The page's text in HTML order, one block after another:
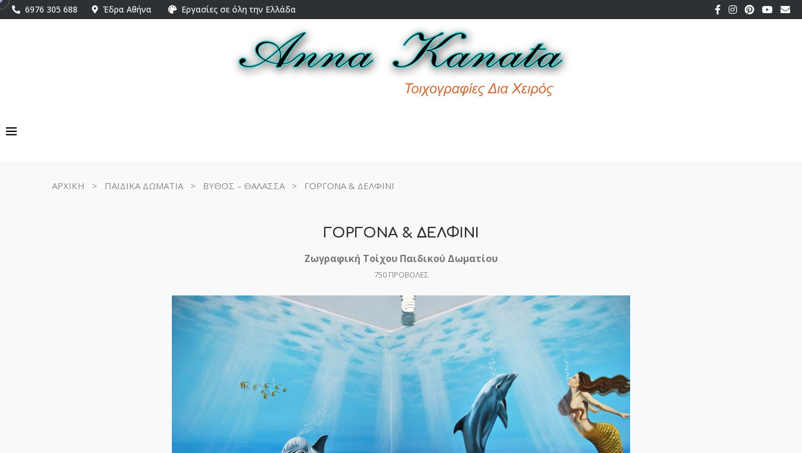
6976 305 688 Έδρα Αθήνα Εργασίες σε όλη την Ελλάδα
ΑΡΧΙΚΗ > ΠΑΙΔΙΚΑ ΔΩΜΑΤΙΑ> ΒΥΘΟΣ – ΘΑΛΑΣΣΑ> ΓΟΡΓΟΝΑ & ΔΕΛΦΙΝΙ
ΓΟΡΓΟΝΑ & ΔΕΛΦΙΝΙ
Ζωγραφική Τοίχου Παιδικού Δωματίου
750ΠΡΟΒΟΛΕΣ